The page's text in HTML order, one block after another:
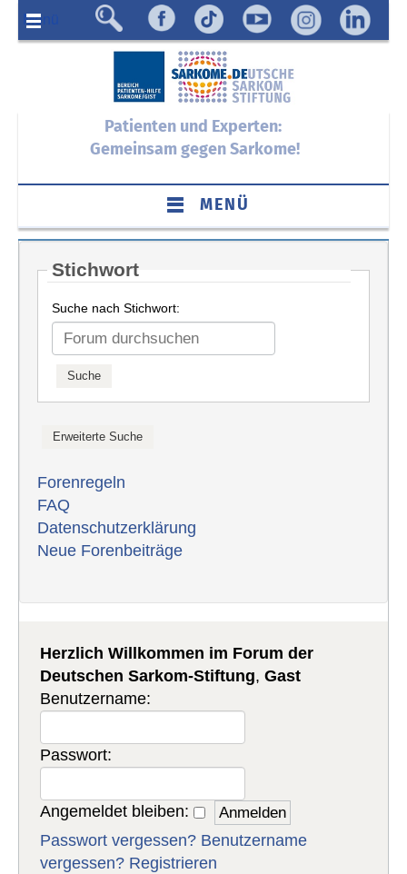
Menü
Patienten und Experten:
Gemeinsam gegen Sarkome!
MENÜ
Stichwort
Suche nach Stichwort:
Forenregeln
FAQ
Datenschutzerklärung
Neue Forenbeiträge
Herzlich Willkommen im Forum der
Deutschen Sarkom-Stiftung,Gast
Benutzername:
Passwort:
Angemeldet bleiben:
Passwort vergessen? Benutzername
vergessen? Registrieren